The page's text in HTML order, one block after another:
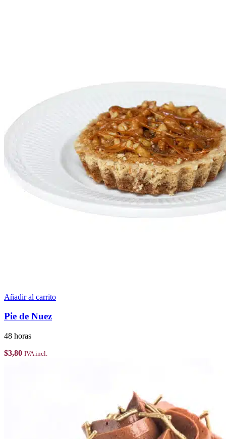
Añadir al carrito
Pie de Nuez
48 horas
$3,80 IVA incl.